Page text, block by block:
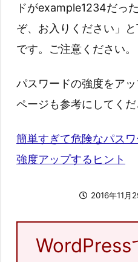
ドがexample1234だっ
ぞ、お入りください」
です。ご注意ください。
パスワードの強度をア
ページも参考にしてくだ
簡単すぎて危険なパス
強度アップするヒント
2016年11月
WordPress